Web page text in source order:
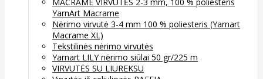
YarnArt Macrame
Nėrimo virvutė 3-4 mm 100 % poliesteris (Yarnart
Macrame XL)
Tekstilinės nėrimo virvutės
Yarnart LILY nėrimo siūlai 50 gr/225 m
VIRVUTĖS SU LIUREKSU